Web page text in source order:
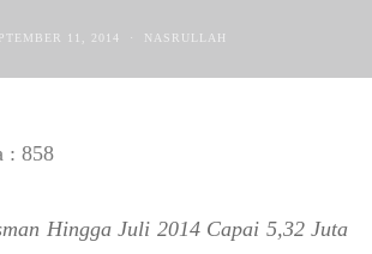
11, 2014 NASRULLAH
: 858
Hingga Juli 2014 Capai 5,32 Juta